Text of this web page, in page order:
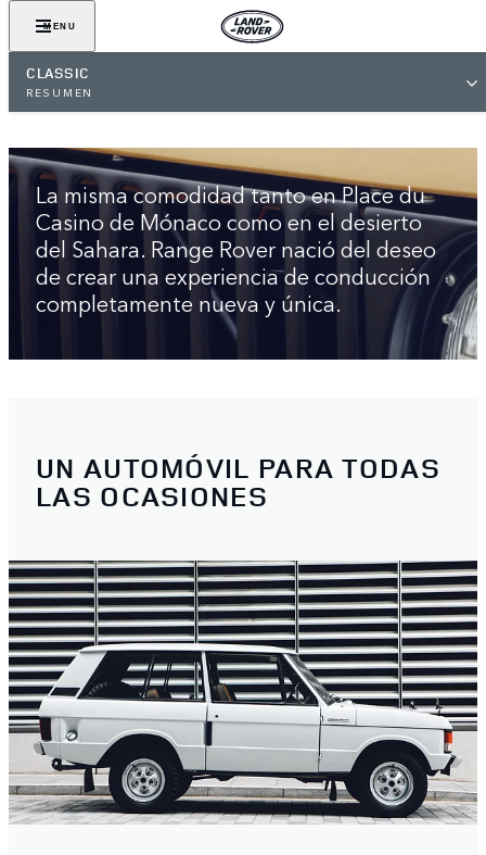
MENU
CLASSIC
RESUMEN
EL SUV ORIGINAL DE LUJO
La misma comodidad tanto en Place du
Casino de Mónaco como en el desierto
del Sahara. Range Rover nació del deseo
de crear una experiencia de conducción
completamente nueva y única.
UN AUTOMÓVIL PARA TODAS
LAS OCASIONES